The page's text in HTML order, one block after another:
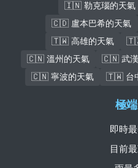
🇮🇳 勒克瑙的天氣
🇨🇩 盧本巴希的天氣
🇹🇼 高雄的天氣
🇨🇳 溫州的天氣
🇨🇳 武漢
🇨🇳 寧波的天氣
🇹🇼 台
極
即時
目前